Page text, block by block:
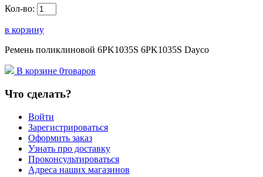
Кол-во:
в корзину
Ремень поликлиновой 6PK1035S 6PK1035S Dayco
В корзине 0товаров
Что сделать?
Войти
Зарегистрироваться
Оформить заказ
Узнать про доставку
Проконсультироваться
Адреса наших магазинов